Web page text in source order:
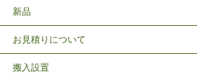
新品
お見積りについて
搬入設置